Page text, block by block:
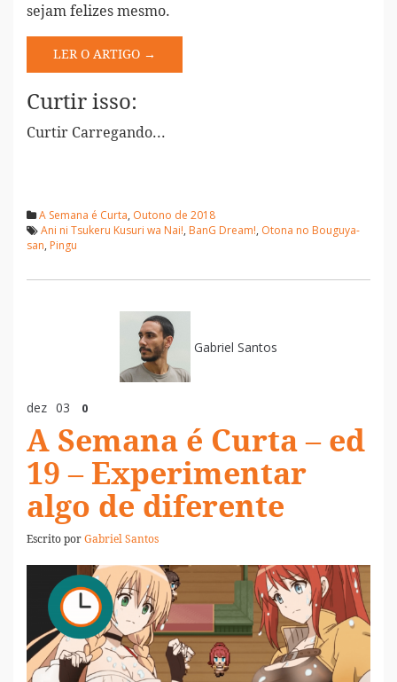
sejam felizes mesmo.
LER O ARTIGO →
Curtir isso:
Curtir Carregando...
A Semana é Curta, Outono de 2018
Ani ni Tsukeru Kusuri wa Nai!, BanG Dream!, Otona no Bouguya-
san, Pingu
Gabriel Santos
dez 03 0
A Semana é Curta – ed
19 – Experimentar
algo de diferente
Escrito porGabriel Santos